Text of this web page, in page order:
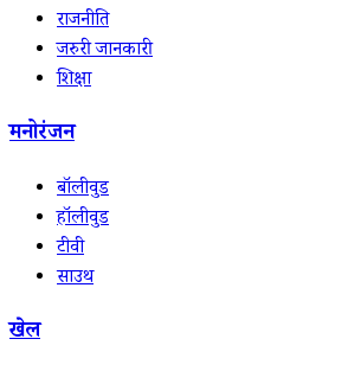
राजनीति
जरुरी जानकारी
शिक्षा
मनोरंजन
बॉलीवुड
हॉलीवुड
टीवी
साउथ
खेल